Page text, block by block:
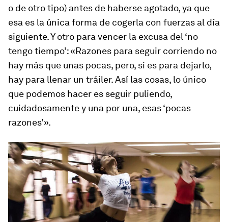
o de otro tipo) antes de haberse agotado, ya que
esa es la única forma de cogerla con fuerzas al día
siguiente. Y otro para vencer la excusa del ‘no
tengo tiempo’: «Razones para seguir corriendo no
hay más que unas pocas, pero, si es para dejarlo,
hay para llenar un tráiler. Así las cosas, lo único
que podemos hacer es seguir puliendo,
cuidadosamente y una por una, esas ‘pocas
razones’».